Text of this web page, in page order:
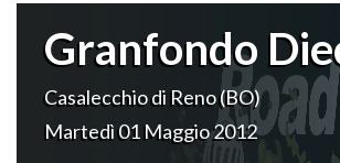
Granfondo
Casalecchio di Reno (BO)
Martedì 01 Maggio 2012